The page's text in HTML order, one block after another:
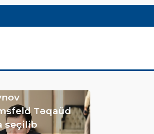
Təqaüd
seçilib